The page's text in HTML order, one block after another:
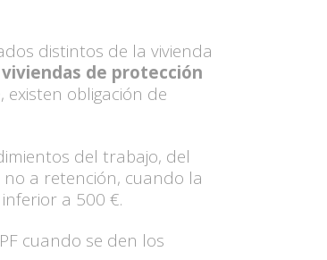
distintos de la vivienda
de protección
obligación de
del trabajo, del
a retención, cuando la
a 500 €.
cuando se den los